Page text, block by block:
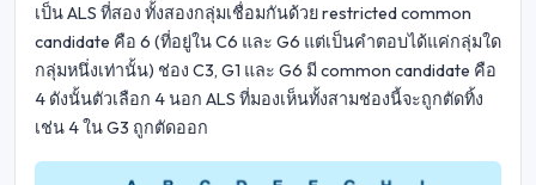
เป็น ALS ที่สอง ทั้งสองกลุ่มเชื่อมกันด้วย restricted common
candidate คือ 6 (ที่อยู่ใน C6 และ G6 แต่เป็นคำตอบได้แค่กลุ่มใด
กลุ่มหนึ่งเท่านั้น) ช่อง C3, G1 และ G6 มี common candidate คือ
4 ดังนั้นตัวเลือก 4 นอก ALS ที่มองเห็นทั้งสามช่องนี้จะถูกตัดทิ้ง
เช่น 4 ใน G3 ถูกตัดออก